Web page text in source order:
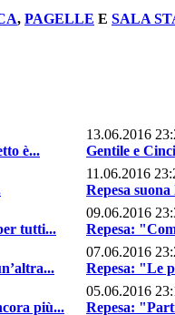
, PAGELLE E SALA
è...
13.06.2016
Gentile e
11.06.2016
Repesa
tutti...
09.06.2016
Repesa:
07.06.2016
Repesa: "Le
più...
05.06.2016
Repesa: